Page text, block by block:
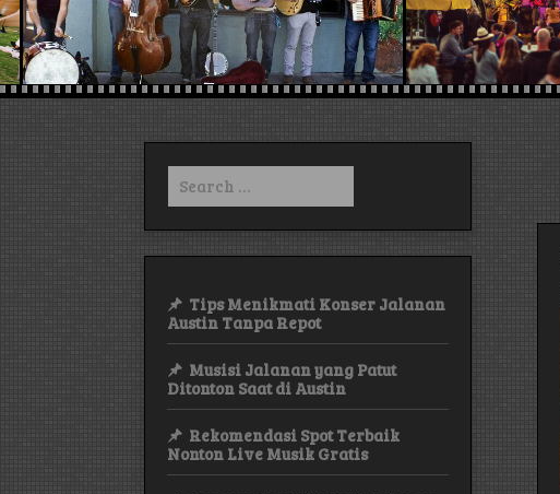
Search
for:
Tips Menikmati Konser Jalanan
Austin Tanpa Repot
Musisi Jalanan yang Patut
Ditonton Saat di Austin
Rekomendasi Spot Terbaik
Nonton Live Musik Gratis